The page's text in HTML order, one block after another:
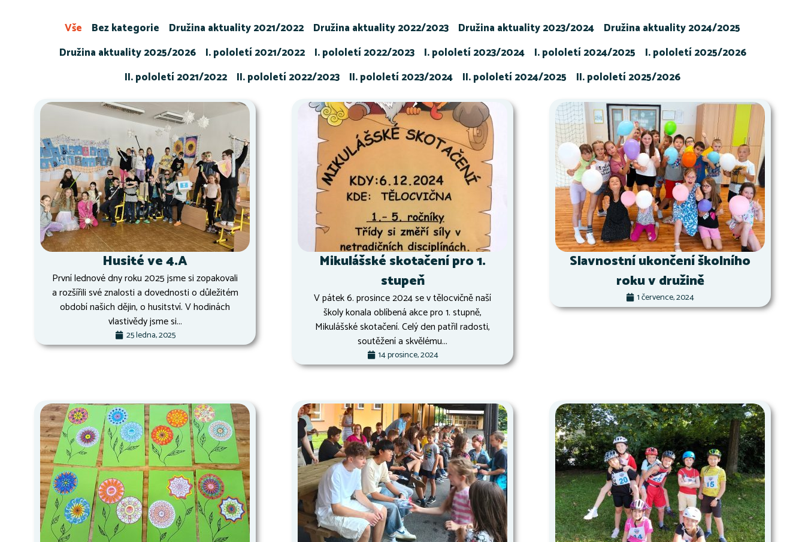
Bez kategorie Družina aktuality 2021/2022 Družina aktuality 2022/2023 Družina aktuality 2023/2024
Družina aktuality 2024/2025
Družina aktuality 2025/2026
I. pololetí 2021/2022 I. pololetí 2022/2023 I. pololetí 2023/2024 I. pololetí 2024/2025
I. pololetí 2025/2026
II. pololetí 2021/2022
II. pololetí 2022/2023 II. pololetí 2023/2024 II. pololetí 2024/2025 II. pololetí 2025/2026
Vše
Husité ve 4.A
První lednové dny roku 2025 jsme si zopakovali
a rozšířili své znalosti a dovednosti o důležitém
období našich dějin, o husitství. V hodinách
vlastivědy jsme si...
25 ledna, 2025
Mikulášské skotačení pro 1.
stupeň
V pátek 6. prosince 2024 se v tělocvičně naší
školy konala oblíbená akce pro 1. stupně,
Mikulášské skotačení. Celý den patřil radosti,
soutěžení a skvělému...
14 prosince, 2024
Slavnostní ukončení školního
roku v družině
1 července, 2024